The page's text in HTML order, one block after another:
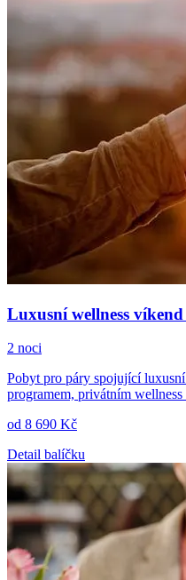
Luxusní wellness
2 noci
Pobyt pro páry spojující
programem, privátním
od 8 690 Kč
Detail balíčku